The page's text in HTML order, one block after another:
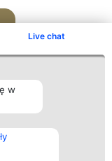
Live chat
w
Kontakt
Kontakt